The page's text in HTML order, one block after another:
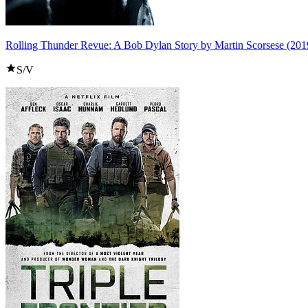
Rolling Thunder Revue: A Bob Dylan Story by Martin Scorsese
S/V